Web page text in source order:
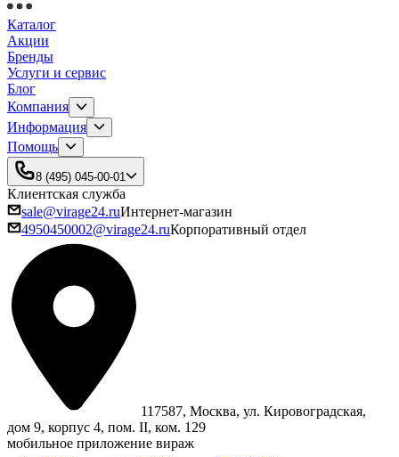
Каталог
Акции
Бренды
Услуги и сервис
Блог
Компания
Информация
Помощь
8 (495) 045-00-01
Клиентская служба
sale@virage24.ruИнтернет-магазин
4950450002@virage24.ruКорпоративный отдел
117587, Москва, ул. Кировоградская,
дом 9, корпус 4, пом. II, ком. 129
мобильное приложение вираж